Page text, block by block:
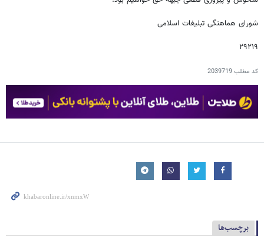
شورای هماهنگی تبلیغات اسلامی
۲۹۲۱۹
کد مطلب2039719
برچسب‌ها